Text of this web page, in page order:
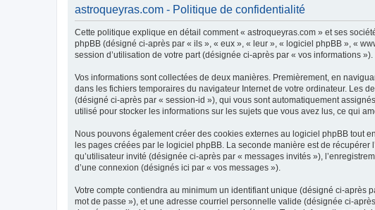
astroqueyras.com - Politique de confidentialité
Cette politique explique en détail comment « astroqueyras.com » et ses
phpBB (désigné ci-après par « ils », « eux », « leur », « logiciel phpBB », «
session d’utilisation de votre part (désignée ci-après par « vos informations »).
Vos informations sont collectées de deux manières. Premièrement, en
dans les fichiers temporaires du navigateur Internet de votre ordinateur. Les
(désigné ci-après par « session-id »), qui vous sont automatiquement
utilisé pour stocker les informations sur les sujets que vous avez lus, ce qui
Nous pouvons également créer des cookies externes au logiciel phpBB tout
les pages créées par le logiciel phpBB. La seconde manière est de
qu’utilisateur invité (désignée ci-après par « messages invités »),
d’une connexion (désignés ici par « vos messages »).
Votre compte contiendra au minimum un identifiant unique (désigné ci-après
mot de passe »), et une adresse courriel personnelle valide (désignée ci-